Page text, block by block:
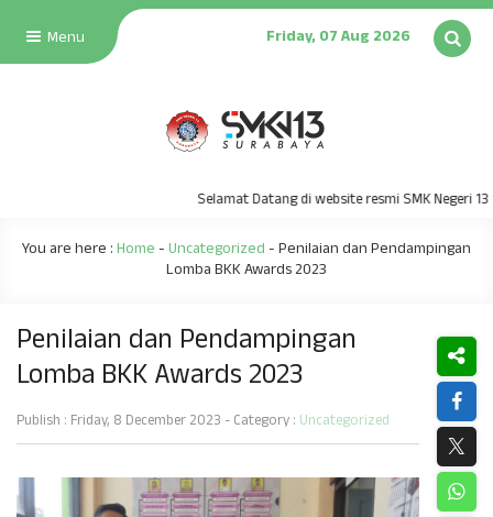
Menu Friday, 07 Aug 2026
Selamat Datang di website resmi SMK Negeri 13
You are here :Home-Uncategorized-Penilaian dan Pendampingan
Lomba BKK Awards 2023
Penilaian dan Pendampingan
Lomba BKK Awards 2023
Publish : Friday, 8 December 2023 - Category : Uncategorized